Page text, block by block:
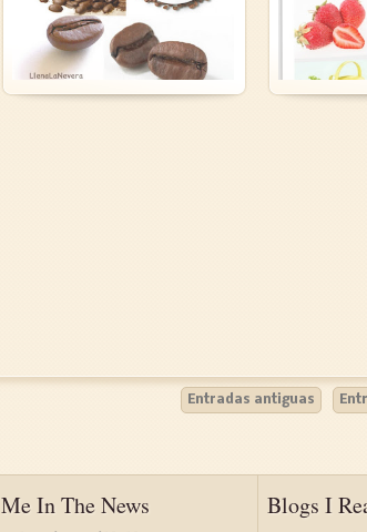
LEER MÁS »
Entradas antiguas
Me In The News Blogs I